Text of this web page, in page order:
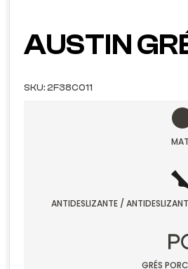
AUSTIN
SKU: 2F38C011
ANTIDESLIZANTE /
GRÉS